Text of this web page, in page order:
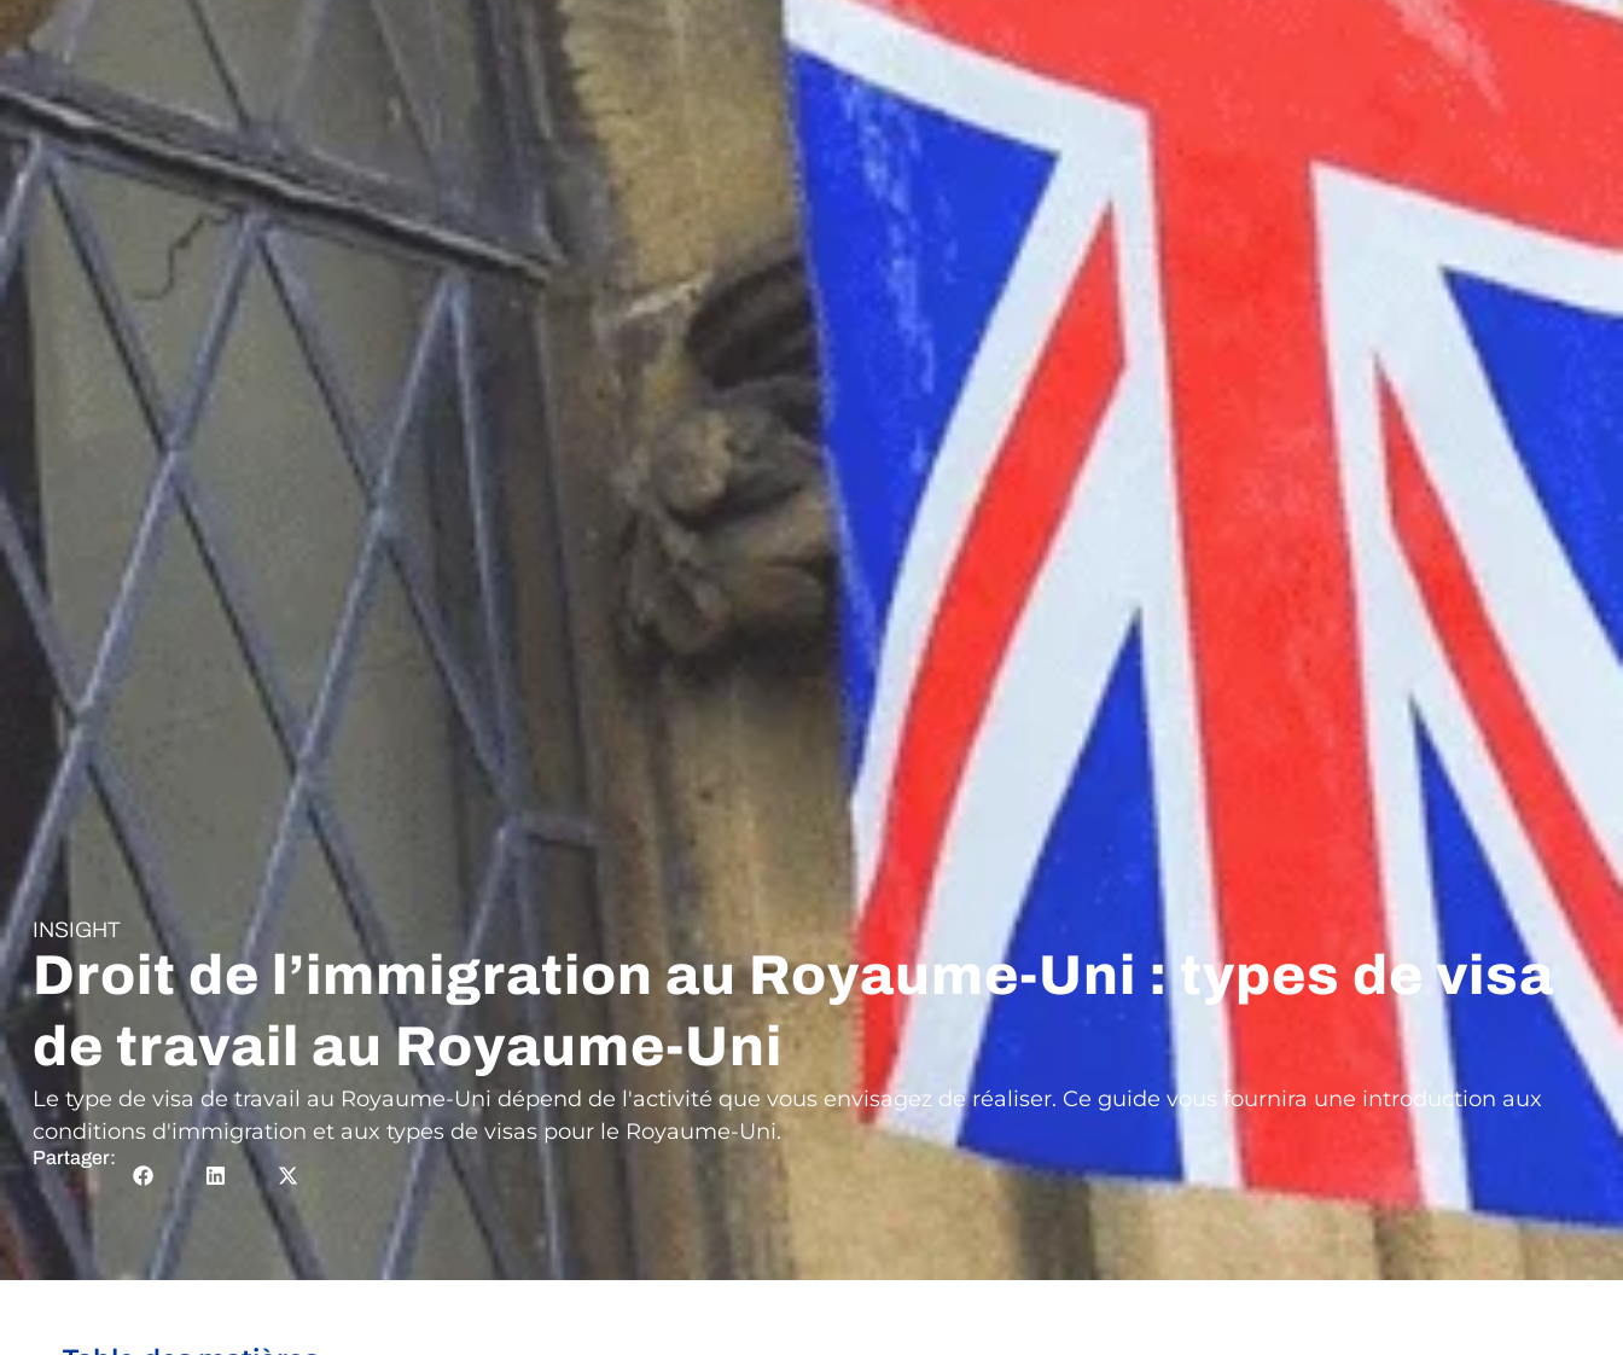
INSIGHT
Droit de l’immigration au Royaume-Uni : types de visa
de travail au Royaume-Uni
Le type de visa de travail au Royaume-Uni dépend de l'activité que vous envisagez de réaliser. Ce guide vous fournira une introduction aux
conditions d'immigration et aux types de visas pour le Royaume-Uni.
Partager: